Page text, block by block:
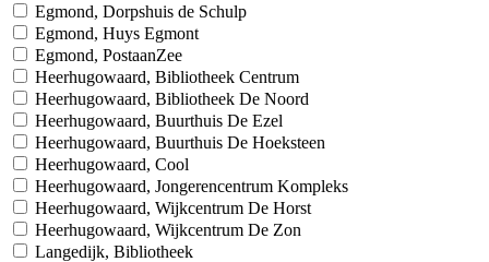
Egmond, Dorpshuis de Schulp
Egmond, Huys Egmont
Egmond, PostaanZee
Heerhugowaard, Bibliotheek Centrum
Heerhugowaard, Bibliotheek De Noord
Heerhugowaard, Buurthuis De Ezel
Heerhugowaard, Buurthuis De Hoeksteen
Heerhugowaard, Cool
Heerhugowaard, Jongerencentrum Kompleks
Heerhugowaard, Wijkcentrum De Horst
Heerhugowaard, Wijkcentrum De Zon
Langedijk, Bibliotheek